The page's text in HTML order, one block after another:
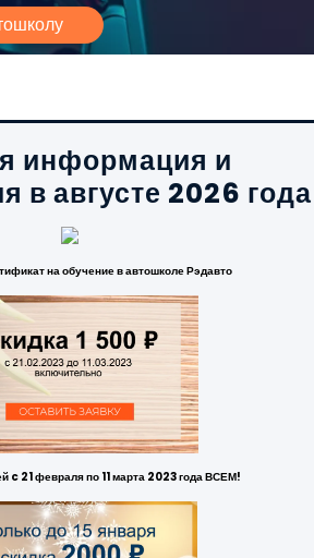
информация и
в августе 2026 года
на обучение в автошколе Рэдавто
c 21 февраля по 11 марта 2023 года ВСЕМ!